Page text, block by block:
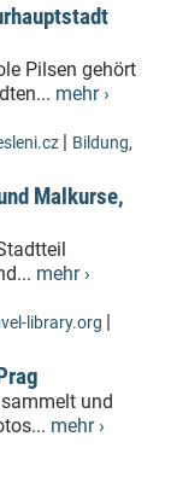
Pilsen gehört
mehr ›
| Bildung,
Malkurse,
mehr ›
library.org |
und
mehr ›